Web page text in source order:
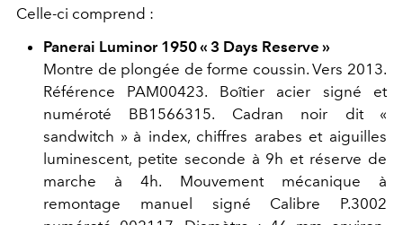
Celle-ci comprend :
Panerai Luminor 1950 « 3 Days Reserve »
Montre de plongée de forme coussin. Vers 2013.
Référence PAM00423. Boîtier acier signé et
numéroté BB1566315. Cadran noir dit «
sandwitch » à index, chiffres arabes et aiguilles
luminescent, petite seconde à 9h et réserve de
marche à 4h. Mouvement mécanique à
remontage manuel signé Calibre P.3002